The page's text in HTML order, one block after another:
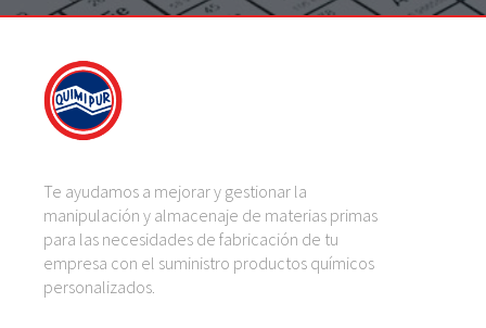
Te ayudamos a mejorar y gestionar la
manipulación y almacenaje de materias primas
para las necesidades de fabricación de tu
empresa con el suministro productos químicos
personalizados.